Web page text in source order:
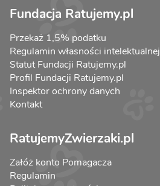
Fundacja Ratujemy.pl
Przekaż 1,5% podatku
Regulamin własności intelektualnej
Statut Fundacji Ratujemy.pl
Profil Fundacji Ratujemy.pl
Inspektor ochrony danych
Kontakt
RatujemyZwierzaki.pl
Załóż konto Pomagacza
Regulamin